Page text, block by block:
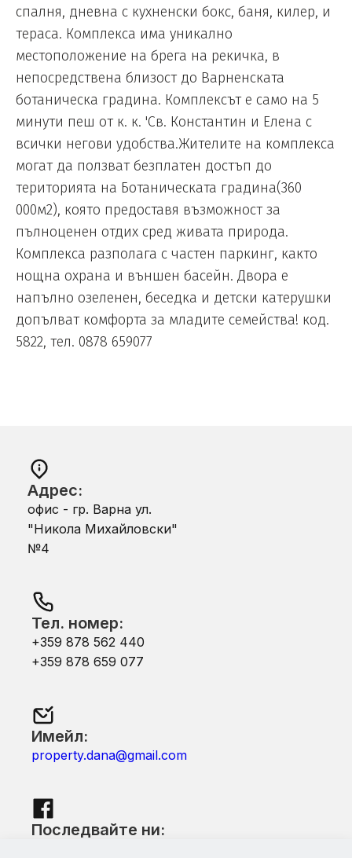
спалня, дневна с кухненски бокс, баня, килер, и
тераса. Комплекса има уникално
местоположение на брега на рекичка, в
непосредствена близост до Варненската
ботаническа градина. Комплексът е само на 5
минути пеш от к. к. 'Св. Константин и Елена с
всички негови удобства.Жителите на комплекса
могат да ползват безплатен достъп до
територията на Ботаническата градина(360
000м2), която предоставя възможност за
пълноценен отдих сред живата природа.
Комплекса разполага с частен паркинг, както
нощна охрана и външен басейн. Двора е
напълно озеленен, беседкa и детски катерушки
допълват комфорта за младите семейства! код.
5822, тел. 0878 659077
Адрес:
офис - гр. Варна ул.
"Никола Михайловски"
№4
Тел. номер:
+359 878 562 440
+359 878 659 077
Имейл:
property.dana@gmail.com
Последвайте ни: